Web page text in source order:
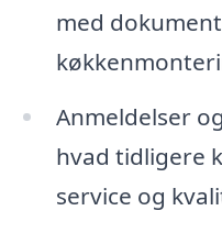
med
Anmeldelser
hvad tidligere
service og